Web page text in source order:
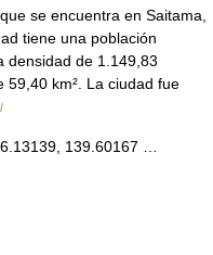
se encuentra en Saitama,
tiene una población
densidad de 1.149,83
59,40 km². La ciudad fue
139.60167 …